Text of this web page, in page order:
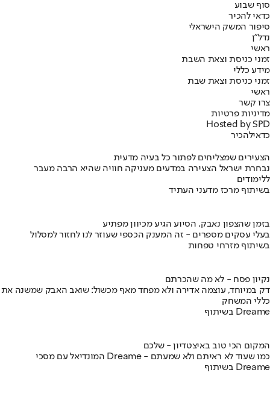
סוף שבוע
כדאי להכיר
סיפור המשק הישראלי
נדל"ן
ראשי
זמני כניסת וצאת השבת
מידע כללי
זמני כניסת וצאת שבת
ראשי
צרו קשר
מדיניות פרטיות
Hosted by SPD
כדאילהכיר
הצעירים שמצליחים לפתור כל בעיה מדעית
נבחרת ישראל הצעירה במדעים מעניקה חוויה שהיא הרבה מעבר
ללימודים
בשיתוף מרכז מדעני העתיד
בזמן שהצפון נאבק, הסיוע הגיע מכיוון מפתיע
בעלי עסקים מספרים - זה המענק הכספי שעוזר לנו לחזור למסלול
בשיתוף מזרחי טפחות
נקיון פסח - לא מה שהכרתם
דק במיוחד, עוצמה אדירה ולא מפחד מאף מכשול: שואב האבק שמשנה את
כללי המשחק
בשיתוף Dreame
המקום הכי טוב באיצטדיון - שלכם
המונדיאל עם מסכי Dreame - כמו שעוד לא ראיתם ולא שמעתם
בשיתוף Dreame